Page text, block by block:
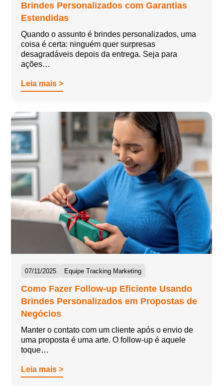
Brindes Personalizados com Garantias
Estendidas
Quando o assunto é brindes personalizados, uma
coisa é certa: ninguém quer surpresas
desagradáveis depois da entrega. Seja para
ações…
Leia mais >
07/11/2025 Equipe Tracking Marketing
Como Fazer Follow-up Eficiente Usando
Brindes Personalizados em Propostas de
Negócios
Manter o contato com um cliente após o envio de
uma proposta é uma arte. O follow-up é aquele
toque…
Leia mais >